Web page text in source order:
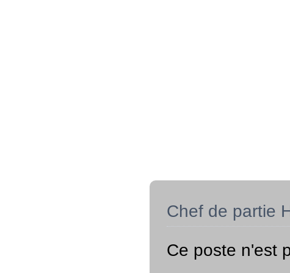
Chef de partie
Ce poste n'est